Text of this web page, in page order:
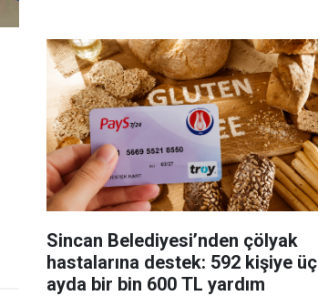
Sincan Belediyesi’nden çölyak
hastalarına destek: 592 kişiye üç
ayda bir bin 600 TL yardım